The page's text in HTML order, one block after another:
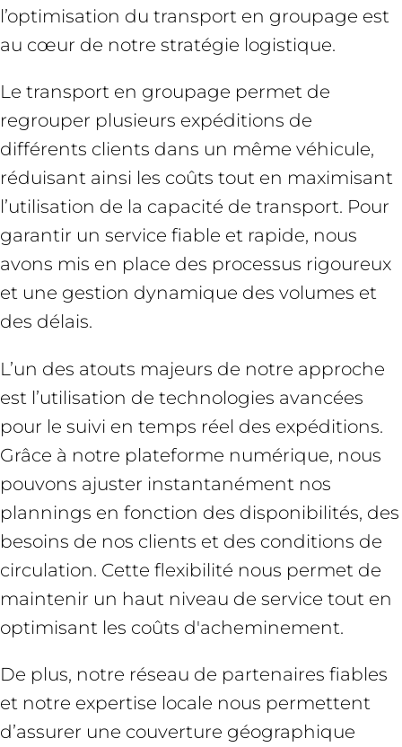
l’optimisation du transport en groupage est
au cœur de notre stratégie logistique.
Le transport en groupage permet de
regrouper plusieurs expéditions de
différents clients dans un même véhicule,
réduisant ainsi les coûts tout en maximisant
l’utilisation de la capacité de transport. Pour
garantir un service fiable et rapide, nous
avons mis en place des processus rigoureux
et une gestion dynamique des volumes et
des délais.
L’un des atouts majeurs de notre approche
est l’utilisation de technologies avancées
pour le suivi en temps réel des expéditions.
Grâce à notre plateforme numérique, nous
pouvons ajuster instantanément nos
plannings en fonction des disponibilités, des
besoins de nos clients et des conditions de
circulation. Cette flexibilité nous permet de
maintenir un haut niveau de service tout en
optimisant les coûts d'acheminement.
De plus, notre réseau de partenaires fiables
et notre expertise locale nous permettent
d’assurer une couverture géographique